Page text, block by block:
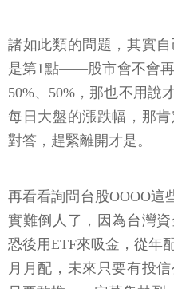
諸如此類的問題，其實
是第1點——股市會不會
50%、50%，那也不用說
每日大盤的漲跌幅，那
對答，趕緊離開才是。
再看看詢問台股OOOO這
實難倒人了，因為台灣
恐後用ETF來吸金，從年
月月配，未來只要有投